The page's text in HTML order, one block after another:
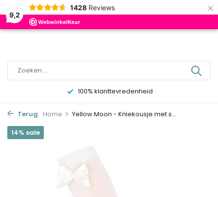
9,2
1428 Reviews ×
0
100% klanttevredenheid
Terug Home Yellow Moon - Kniekousje met s...
14% sale